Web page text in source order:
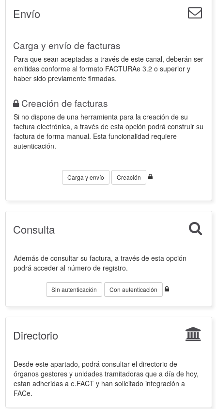
Envío
Carga y envío de facturas
Para que sean aceptadas a través de este canal, deberán ser
emitidas conforme al formato FACTURAe 3.2 o superior y
haber sido previamente firmadas.
Creación de facturas
Si no dispone de una herramienta para la creación de su
factura electrónica, a través de esta opción podrá construir su
factura de forma manual. Esta funcionalidad requiere
autenticación.
Carga y envío Creación
Consulta
Además de consultar su factura, a través de esta opción
podrá acceder al número de registro.
Sin autenticación Con autenticación
Directorio
Desde este apartado, podrá consultar el directorio de
órganos gestores y unidades tramitadoras que a día de hoy,
estan adheridas a e.FACT y han solicitado integración a
FACe.